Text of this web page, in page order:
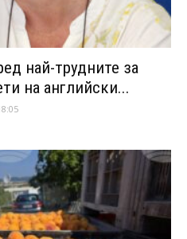
най-трудните за
на английски...